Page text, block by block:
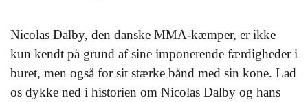
Nicolas Dalby, den danske MMA-kæmper, er ikke
kun kendt på grund af sine imponerende færdigheder i
buret, men også for sit stærke bånd med sin kone. Lad
os dykke ned i historien om Nicolas Dalby og hans